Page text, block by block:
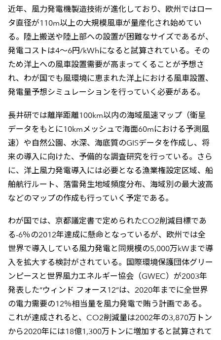
近年、風力発電機製造技術が進化しており、欧州ではロー
タ直径が110m以上の大規模風車が量産化され始めてい
る。陸上搬送や陸上部への設置が困難なサイズであるが、
発電コストは4～6円/kWhになると試算されている。その
ため洋上への風車設置需要が高まってくることが予想さ
れ、わが国でも風環境に恵まれた洋上における風車設置、
発電量予想シミュレーションを行っていく必要がある。
長井研では離岸距離100km以内の海域風速マップ（衛星
データをもとに10kmメッシュで海面60mにおける予測風
速）や自然公園、水深、海底質のGISデータを作成し、将
来の導入に向けた、予備的な調査研究を行っている。さら
に、洋上風力発電導入には必要となる漁業権設定区域、船
舶航行ルート、落雷発生地域頻度分布、海域別の最大波高
などのマップの作成も行っていく予定である。
わが国では、京都議定書で定められたCO2削減目標であ
る-6％の2012年達成に懸命となっているが、欧州では全
世界で導入している風力発電と同規模の5,000万kWまで導
入を拡大する検討がされている。国際環境保護団体グリー
ンピースと世界風力エネルギー協会（GWEC）が2003年
発表した“ウィンド フォース12“は、2020年までに全世界
の電力需要の12％相当量を風力発電で賄う計画である。
これが達成されると、CO2削減量は2002年の3,870万トン
から2020年には18億1,300万トンに増加すると試算されて